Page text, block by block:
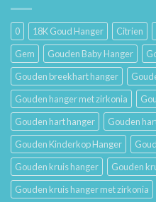
Hun
0 18K Goud Hanger Citrien
Gem
Gouden Baby Hanger
Gouden breekhart hanger
Gouden hanger met zirkonia
Gouden hart hanger
Gouden
Gouden Kinderkop Hanger
Gouden kruis hanger
Gouden
Gouden kruis hanger met zirkonia